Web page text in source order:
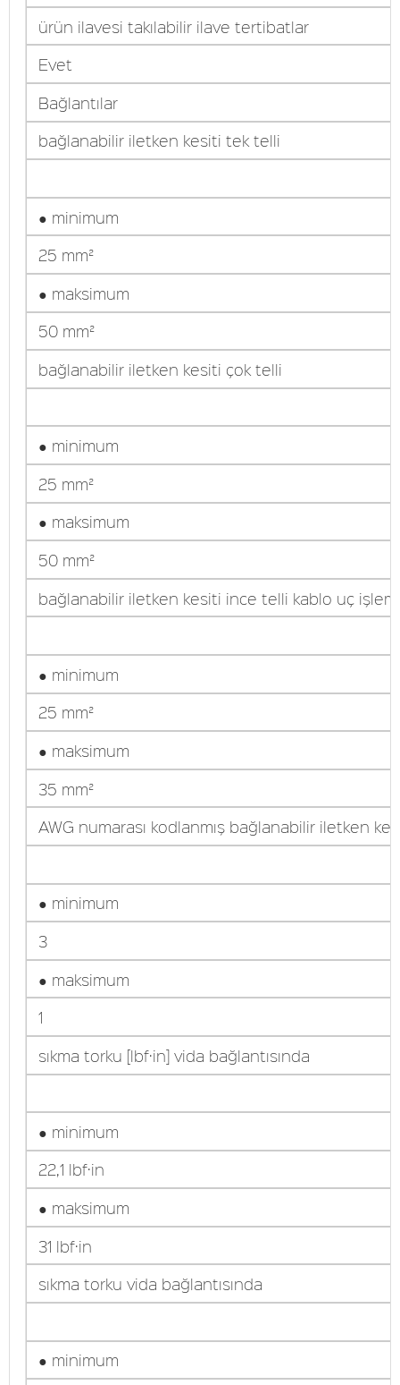
ürün ilavesi takılabilir ilave tertibatlar
Evet
Bağlantılar
bağlanabilir iletken kesiti tek telli
● minimum
25 mm²
● maksimum
50 mm²
bağlanabilir iletken kesiti çok telli
● minimum
25 mm²
● maksimum
50 mm²
bağlanabilir iletken kesiti ince telli kablo uç
● minimum
25 mm²
● maksimum
35 mm²
AWG numarası kodlanmış bağlanabilir iletken
● minimum
3
● maksimum
1
sıkma torku [lbf·in] vida bağlantısında
● minimum
22,1 lbf·in
● maksimum
31 lbf·in
sıkma torku vida bağlantısında
● minimum